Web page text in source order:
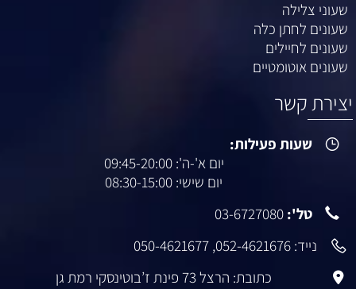
שעוני צלילה
שעונים לחתן כלה
שעונים לחיילים
שעונים אוטומטיים
יצירת קשר
שעות פעילות:
יום א'-ה': 09:45-20:00
יום שישי: 08:30-15:00
טל': 03-6727080
נייד: 052-4621676
,
050-4621677
כתובת: הרצל 73 פינת ז’בוטינסקי רמת גן